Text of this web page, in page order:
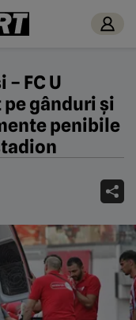
FC U
gânduri și
penibile